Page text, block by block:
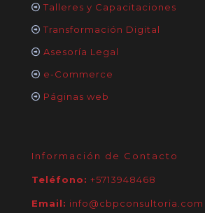
Talleres y Capacitaciones
Transformación Digital
Asesoría Legal
e-Commerce
Páginas web
Información de Contacto
Teléfono: +5713948468
Email: info@cbpconsultoria.com